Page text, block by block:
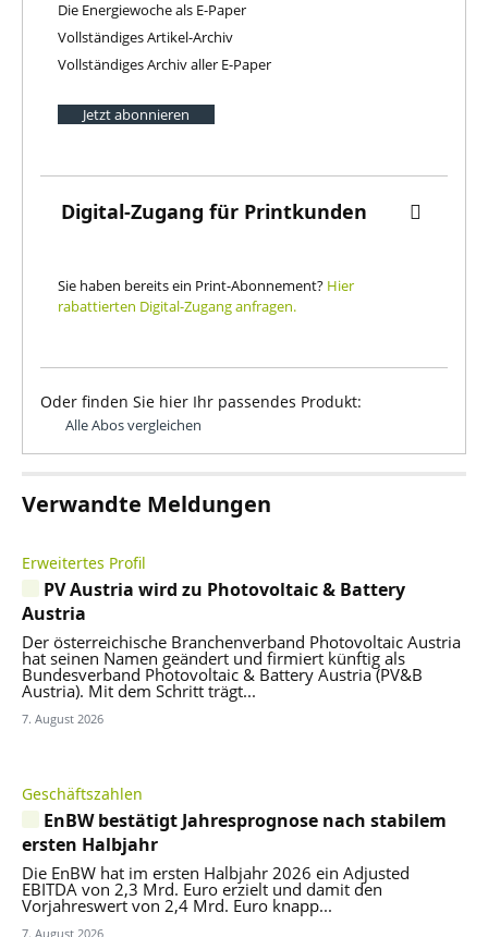
Die Energiewoche als E-Paper
Vollständiges Artikel-Archiv
Vollständiges Archiv aller E-Paper
Jetzt abonnieren
Digital-Zugang für Printkunden
Sie haben bereits ein Print-Abonnement? Hier
rabattierten Digital-Zugang anfragen.
Oder finden Sie hier Ihr passendes Produkt:
Alle Abos vergleichen
Verwandte Meldungen
Erweitertes Profil
PV Austria wird zu Photovoltaic & Battery
Austria
Der österreichische Branchenverband Photovoltaic Austria
hat seinen Namen geändert und firmiert künftig als
Bundesverband Photovoltaic & Battery Austria (PV&B
Austria). Mit dem Schritt trägt...
7. August 2026
Geschäftszahlen
EnBW bestätigt Jahresprognose nach stabilem
ersten Halbjahr
Die EnBW hat im ersten Halbjahr 2026 ein Adjusted
EBITDA von 2,3 Mrd. Euro erzielt und damit den
Vorjahreswert von 2,4 Mrd. Euro knapp...
7. August 2026